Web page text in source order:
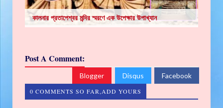
কালনার প্রতাপেশ্বর মন্দির স্মরণে এক উপেক্ষার উপাখ্যান
Post A Comment:
Blogger Disqus Facebook
0 COMMENTS SO FAR,ADD YOURS